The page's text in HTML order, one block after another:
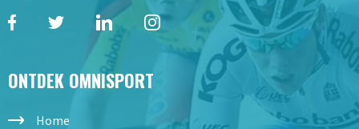
ONTDEK OMNISPORT
Home